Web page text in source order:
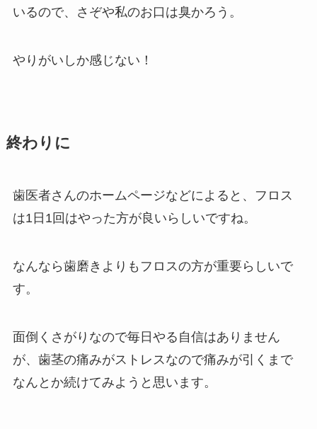
いるので、さぞや私のお口は臭かろう。
やりがいしか感じない！
終わりに
歯医者さんのホームページなどによると、フロス
は1日1回はやった方が良いらしいですね。
なんなら歯磨きよりもフロスの方が重要らしいで
す。
面倒くさがりなので毎日やる自信はありません
が、歯茎の痛みがストレスなので痛みが引くまで
なんとか続けてみようと思います。